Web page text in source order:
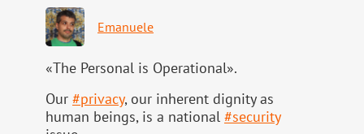
Emanuele
«The Personal is Operational».
Our #privacy, our inherent dignity as
human beings, is a national #security